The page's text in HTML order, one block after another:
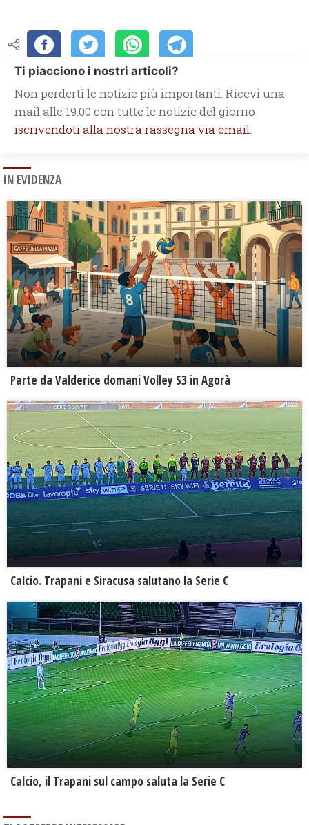
Ti piacciono i nostri articoli?
Non perderti le notizie più importanti. Ricevi una
mail alle 19.00 con tutte le notizie del giorno
iscrivendoti alla nostra rassegna via email.
IN EVIDENZA
Parte da Valderice domani Volley S3 in Agorà
Calcio. Trapani e Siracusa salutano la Serie C
Calcio, il Trapani sul campo saluta la Serie C